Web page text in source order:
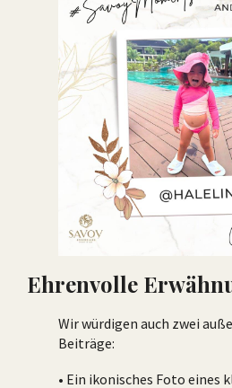
Ehrenvolle
Wir würdigen auch zwei
Beiträge:
• Ein ikonisches Foto eines